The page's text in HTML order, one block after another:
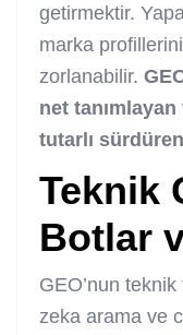
getirmektir.
marka
zorlanabilir.
net
tutarlı
Teknik
Botlar
GEO’nun
zeka arama ve